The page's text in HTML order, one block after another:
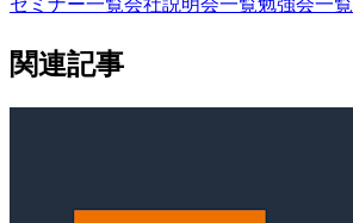
関連記事